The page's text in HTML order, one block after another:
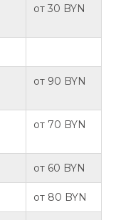
от 30 BYN
от 90 BYN
от 70 BYN
от 60 BYN
от 80 BYN